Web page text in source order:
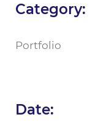
Category:
Portfolio
Date: